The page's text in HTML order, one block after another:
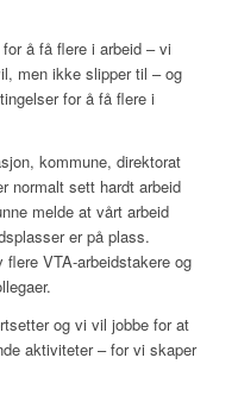
å få flere i arbeid – vi
men ikke slipper til – og
for å få flere i
kommune, direktorat
normalt sett hardt arbeid
melde at vårt arbeid
er på plass.
VTA-arbeidstakere og
og vi vil jobbe for at
aktiviteter – for vi skaper